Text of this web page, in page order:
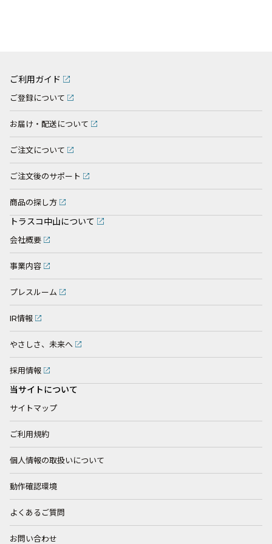
ご利用ガイド
ご登録について
お届け・配送について
ご注文について
ご注文後のサポート
商品の探し方
トラスコ中山について
会社概要
事業内容
プレスルーム
IR情報
やさしさ、未来へ
採用情報
当サイトについて
サイトマップ
ご利用規約
個人情報の取扱いについて
動作確認環境
よくあるご質問
お問い合わせ